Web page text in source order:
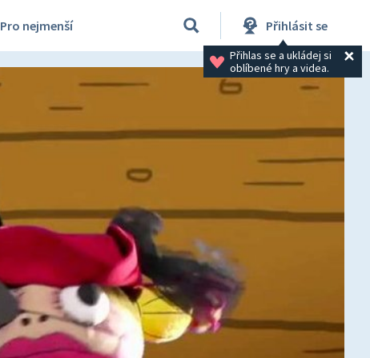
Pro nejmenší Přihlásit se
Přihlas se a ukládej si
oblíbené hry a videa.